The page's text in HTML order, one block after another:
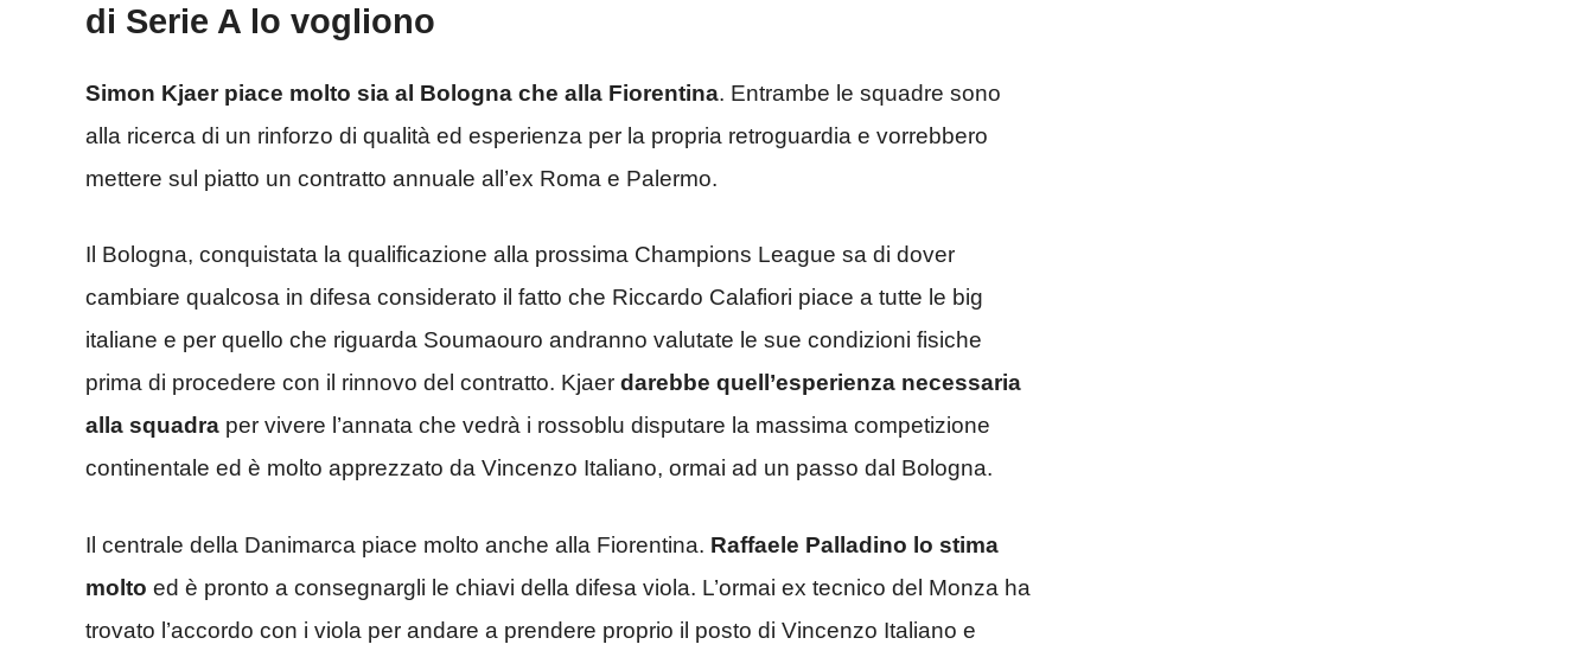
di Serie A lo vogliono
Simon Kjaer piace molto sia al Bologna che alla Fiorentina. Entrambe le squadre sono
alla ricerca di un rinforzo di qualità ed esperienza per la propria retroguardia e vorrebbero
mettere sul piatto un contratto annuale all’ex Roma e Palermo.
Il Bologna, conquistata la qualificazione alla prossima Champions League sa di dover
cambiare qualcosa in difesa considerato il fatto che Riccardo Calafiori piace a tutte le big
italiane e per quello che riguarda Soumaouro andranno valutate le sue condizioni fisiche
prima di procedere con il rinnovo del contratto. Kjaer darebbe quell’esperienza necessaria
alla squadra per vivere l’annata che vedrà i rossoblu disputare la massima competizione
continentale ed è molto apprezzato da Vincenzo Italiano, ormai ad un passo dal Bologna.
Il centrale della Danimarca piace molto anche alla Fiorentina. Raffaele Palladino lo stima
molto ed è pronto a consegnargli le chiavi della difesa viola. L’ormai ex tecnico del Monza ha
trovato l’accordo con i viola per andare a prendere proprio il posto di Vincenzo Italiano e